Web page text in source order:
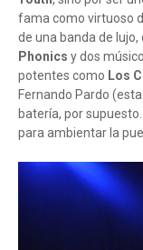
fama como virtuoso
de una banda de lujo,
Phonics y dos
potentes como Los
Fernando Pardo
batería, por
para ambientar la